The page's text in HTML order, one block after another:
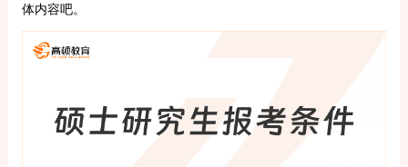
体内容吧。